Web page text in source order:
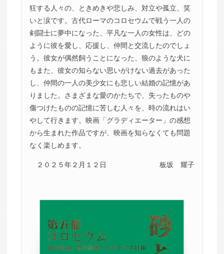
狂する人々の、ときめきや悲しみ、対立や孤立、笑
いと涙です。古代ローマのコロセウムで戦う一人の
剣闘士に夢中になった、平凡な一人の女性は、どの
ように彼を愛し、応援し、仲間と交流したのでしょ
う。彼女が偶然飼うことになった、狼のような犬に
もまた、彼女の知らない思いがけない過去があった
し、仲間の一人の美少女にも悲しい結婚の記憶があ
りました。さまざまな愛のかたちで、失ったものや
傷つけたものの記憶に苦しむ人々を、時の流れはい
やして行きます。映画「グラディエーター」の感想
から生まれた作品ですが、映画を知らなくても問題
なく楽しめます。
２０２５年２月１２日 板坂 耀子